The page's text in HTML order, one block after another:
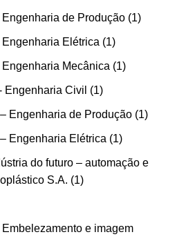
de Produção 1
Elétrica 1
Mecânica 1
Engenharia Civil 1
Engenharia de Produção 1
Engenharia Elétrica 1
do futuro – automação e
S.A.
1
e imagem